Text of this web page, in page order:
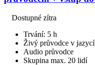
Dostupné zítra
Trvání: 5 h
Živý průvodce v
Audio průvodce
Skupina max. 20 lidí